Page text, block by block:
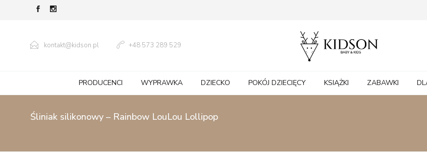
kontakt@kidson.pl +48 573 289 529
PRODUCENCI WYPRAWKA DZIECKO POKÓJ DZIECIĘCY KSIĄŻKI ZABAWKI
Śliniak silikonowy – Rainbow LouLou Lollipop